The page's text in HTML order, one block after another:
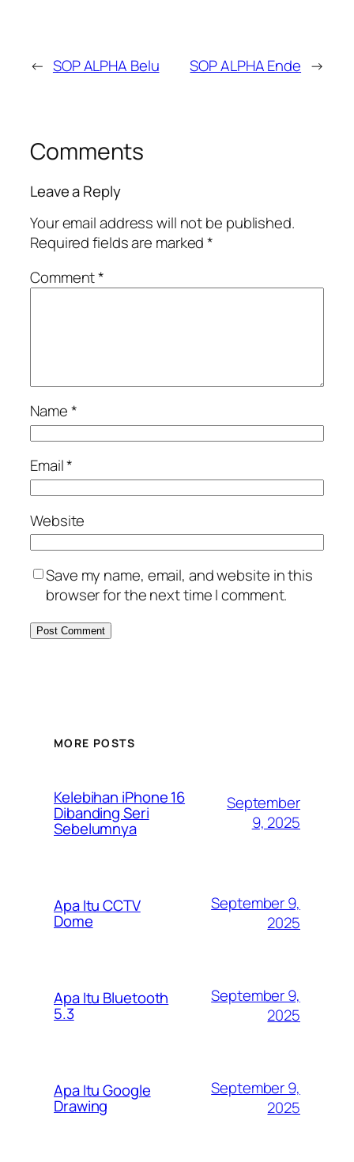
← SOP ALPHA Belu SOP ALPHA Ende →
Comments
Leave a Reply
Your email address will not be published.
Required fields are marked*
Comment*
Name*
Email*
Website
Save my name, email, and website in this
browser for the next time I comment.
MORE POSTS
Kelebihan iPhone 16
Dibanding Seri
Sebelumnya
September
9, 2025
Apa Itu CCTV
Dome
September 9,
2025
Apa Itu Bluetooth
5.3
September 9,
2025
Apa Itu Google
Drawing
September 9,
2025